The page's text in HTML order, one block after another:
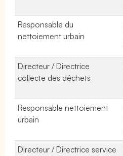
Responsable du
nettoiement urbain
Directeur / Directrice
collecte des déchets
Responsable nettoiement
urbain
Directeur / Directrice service